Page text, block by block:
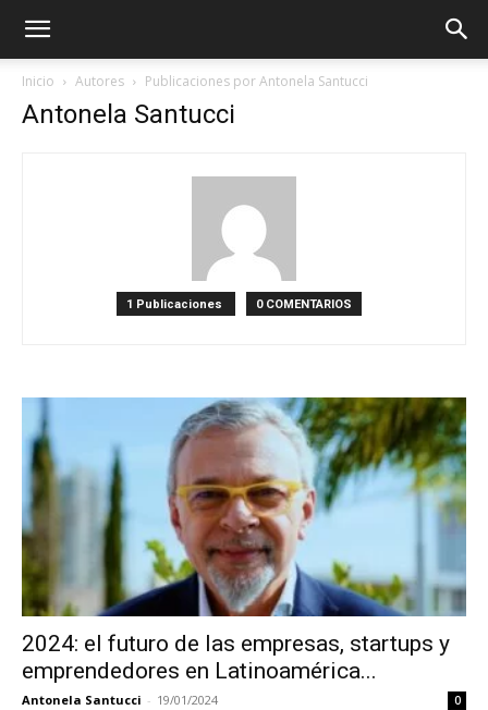
Inicio Autores Publicaciones por Antonela Santucci
Antonela Santucci
1 Publicaciones 0 COMENTARIOS
2024: el futuro de las empresas, startups y
emprendedores en Latinoamérica...
Antonela Santucci - 19/01/2024 0